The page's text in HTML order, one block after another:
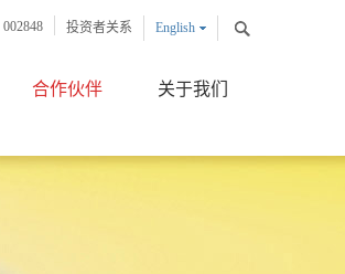
English
投资者关系
002848
合作伙伴 关于我们